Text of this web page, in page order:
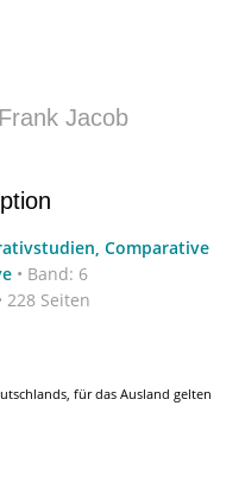
Frank Jacob
Comparative
• Band: 6
228 Seiten
für das Ausland gelten